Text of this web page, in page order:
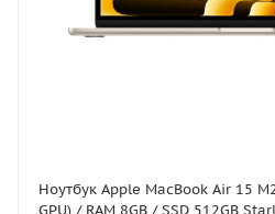
Ноутбук Apple MacBook Air 15 M2 (8-core CPU, 10-core